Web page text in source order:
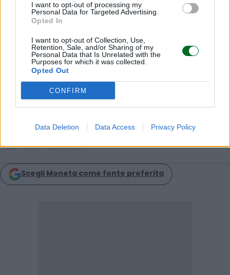
I want to opt-out of processing my
Personal Data for Targeted Advertising.
Opted In
I want to opt-out of Collection, Use,
Retention, Sale, and/or Sharing of my
Personal Data that Is Unrelated with the
Purposes for which it was collected.
Opted Out
CONFIRM
Data Deletion Data Access Privacy Policy
© RIPRODUZIONE RISERVATA
pensioni
Scegli Moneta come fonte preferita